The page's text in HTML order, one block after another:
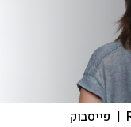
| פייסבוק